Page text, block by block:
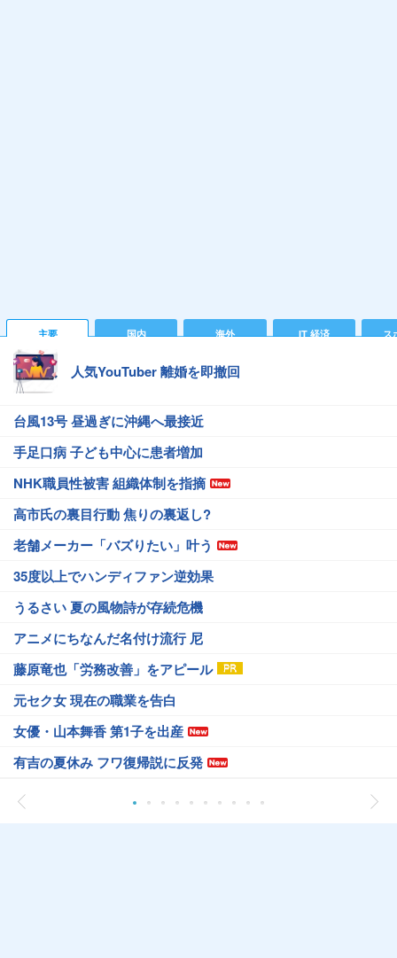
主要 国内 海外 IT 経済 ス
人気YouTuber 離婚を即撤回
台風13号 昼過ぎに沖縄へ最接近
手足口病 子ども中心に患者増加
NHK職員性被害 組織体制を指摘
高市氏の裏目行動 焦りの裏返し?
老舗メーカー「バズりたい」叶う
35度以上でハンディファン逆効果
うるさい 夏の風物詩が存続危機
アニメにちなんだ名付け流行 尼
藤原竜也「労務改善」をアピール
元セク女 現在の職業を告白
女優・山本舞香 第1子を出産
有吉の夏休み フワ復帰説に反発